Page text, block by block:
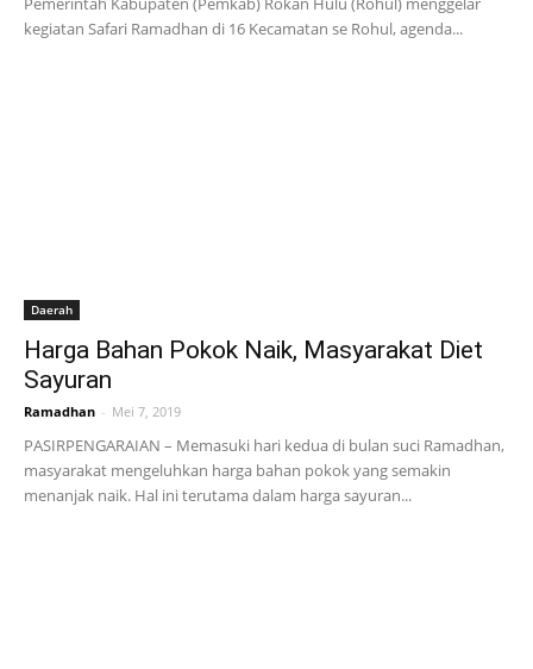
kegiatan Safari Ramadhan di 16 Kecamatan se Rohul, agenda...
Daerah
Harga Bahan Pokok Naik, Masyarakat Diet
Sayuran
Ramadhan - Mei 7, 2019
PASIRPENGARAIAN – Memasuki hari kedua di bulan suci Ramadhan,
masyarakat mengeluhkan harga bahan pokok yang semakin
menanjak naik. Hal ini terutama dalam harga sayuran...